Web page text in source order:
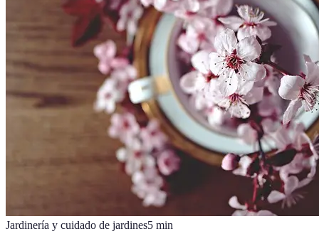
Jardinería y cuidado de jardines5 min